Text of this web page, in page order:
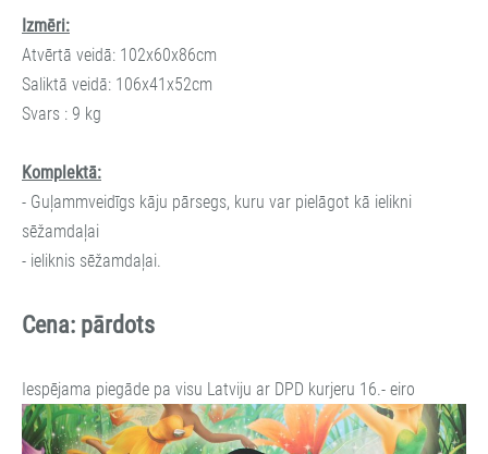
Izmēri:
Atvērtā veidā: 102x60x86cm
Saliktā veidā: 106x41x52cm
Svars : 9 kg
Komplektā:
- Guļammveidīgs kāju pārsegs, kuru var pielāgot kā ielikni
sēžamdaļai
- ieliknis sēžamdaļai.
Cena: pārdots
Iespējama piegāde pa visu Latviju ar DPD kurjeru 16.- eiro